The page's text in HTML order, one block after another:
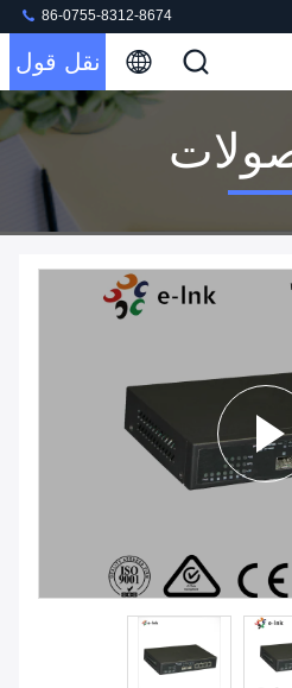
86-0755-8312-8674
نقل قول